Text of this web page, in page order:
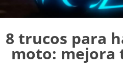
8 trucos para
moto: mejora